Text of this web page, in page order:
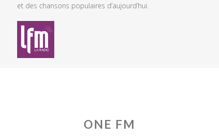
et des chansons populaires d’aujourd’hui.
ONE FM